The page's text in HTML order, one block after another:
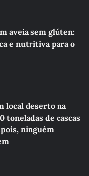
aveia sem glúten:
e nutritiva para o
local deserto na
toneladas de cascas
ninguém